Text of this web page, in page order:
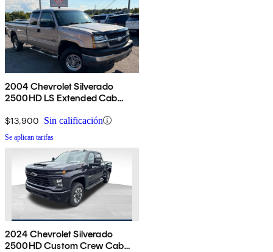
2004 Chevrolet Silverado
2500HD LS Extended Cab
$13,900 Sin calificación
Se aplican tarifas
2024 Chevrolet Silverado
2500HD Custom Crew Cab